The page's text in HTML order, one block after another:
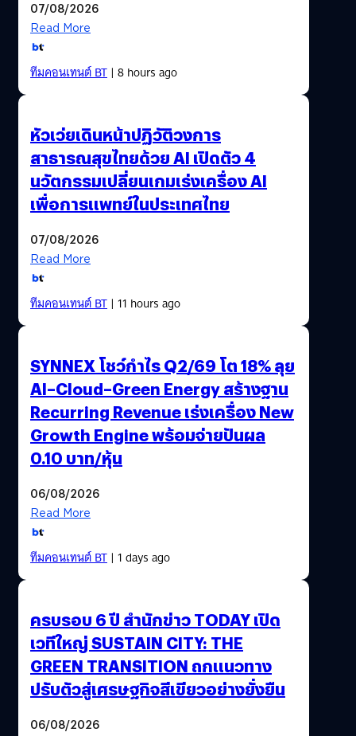
07/08/2026
Read More
ทีมคอนเทนต์ BT| 8 hours ago
หัวเว่ยเดินหน้าปฏิวัติวงการ
สาธารณสุขไทยด้วย AI เปิดตัว 4
นวัตกรรมเปลี่ยนเกมเร่งเครื่อง AI
เพื่อการแพทย์ในประเทศไทย
07/08/2026
Read More
ทีมคอนเทนต์ BT| 11 hours ago
SYNNEX โชว์กำไร Q2/69 โต 18% ลุย
AI–Cloud–Green Energy สร้างฐาน
Recurring Revenue เร่งเครื่อง New
Growth Engine พร้อมจ่ายปันผล
0.10 บาท/หุ้น
06/08/2026
Read More
ทีมคอนเทนต์ BT| 1 days ago
ครบรอบ 6 ปี สำนักข่าว TODAY เปิด
เวทีใหญ่ SUSTAIN CITY: THE
GREEN TRANSITION ถกแนวทาง
ปรับตัวสู่เศรษฐกิจสีเขียวอย่างยั่งยืน
06/08/2026